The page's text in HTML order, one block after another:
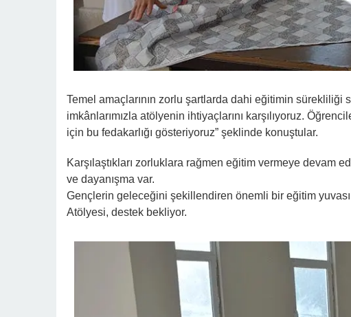
Temel amaçlarının zorlu şartlarda dahi eğitimin
imkânlarımızla atölyenin ihtiyaçlarını karşılıyoruz.
için bu fedakarlığı gösteriyoruz” şeklinde konuştular.
Karşılaştıkları zorluklara rağmen eğitim vermeye devam
ve dayanışma var.
Gençlerin geleceğini şekillendiren önemli bir eğitim
Atölyesi, destek bekliyor.